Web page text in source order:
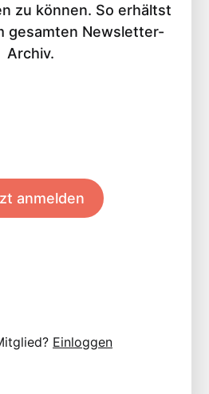
zu können. So erhältst
gesamten Newsletter-
Archiv.
anmelden
Einloggen